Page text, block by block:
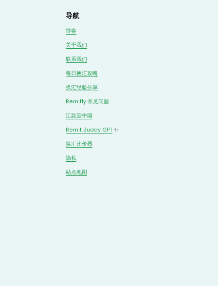
导航
博客
关于我们
联系我们
每日换汇攻略
换汇经验分享
Remitly 常见问题
汇款至中国
Remit Buddy GPT ✨
换汇比价器
隐私
站点地图